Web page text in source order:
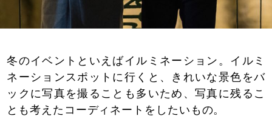
冬のイベントといえばイルミネーション。イルミ
ネーションスポットに行くと、きれいな景色をバ
ックに写真を撮ることも多いため、写真に残るこ
とも考えたコーディネートをしたいもの。